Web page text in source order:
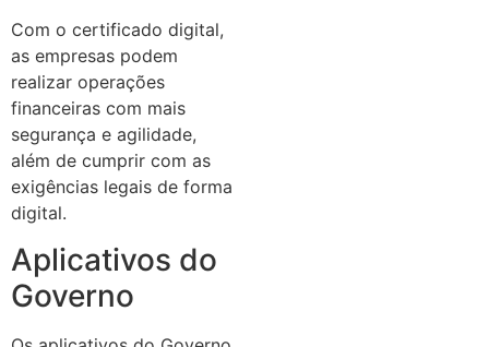
Com o certificado digital,
as empresas podem
realizar operações
financeiras com mais
segurança e agilidade,
além de cumprir com as
exigências legais de forma
digital.
Aplicativos do
Governo